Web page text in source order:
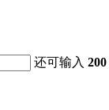
还可输入200